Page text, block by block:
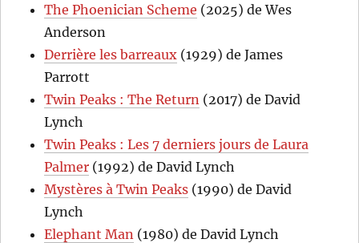
The Phoenician Scheme (2025) de Wes
Anderson
Derrière les barreaux (1929) de James
Parrott
Twin Peaks : The Return (2017) de David
Lynch
Twin Peaks : Les 7 derniers jours de Laura
Palmer (1992) de David Lynch
Mystères à Twin Peaks (1990) de David
Lynch
Elephant Man (1980) de David Lynch